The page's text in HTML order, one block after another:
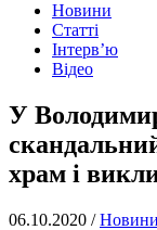
Новини
Статті
Інтерв’ю
Відео
У
храм і
06.10.2020 /Новини